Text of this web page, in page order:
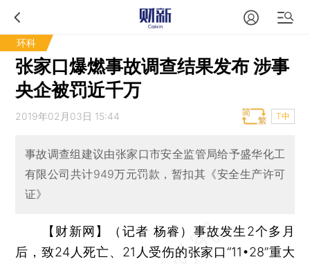
环科
张家口爆燃事故调查结果发布 涉事
央企被罚近千万
2019年02月03日 15:44 T中
事故调查组建议由张家口市安全监管局给予盛华化工
有限公司共计949万元罚款，暂扣其《安全生产许可
证》
【财新网】（记者 杨睿） 事故发生2个多月
后，致24人死亡、21人受伤的张家口“11•28”重大